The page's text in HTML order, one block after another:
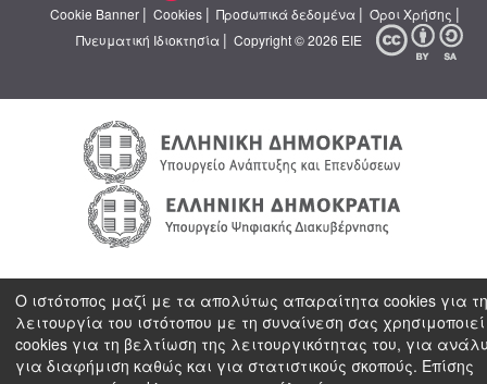
Cookie Banner | Cookies | Προσωπικά δεδομένα | Όροι Χρήσης |
Πνευματική Ιδιοκτησία | Copyright © 2026 ΕΙΕ
Ο ιστότοπος μαζί με τα απολύτως απαραίτητα cookies για
λειτουργία του ιστότοπου με τη συναίνεση σας χρησιμοποιεί
cookies για τη βελτίωση της λειτουργικότητας του, για
για διαφήμιση καθώς και για στατιστικούς σκοπούς. Επίσης